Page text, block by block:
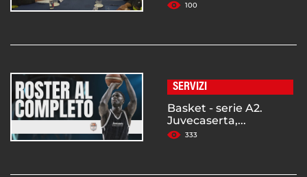
100
SERVIZI
Basket - serie A2.
Juvecaserta,...
333